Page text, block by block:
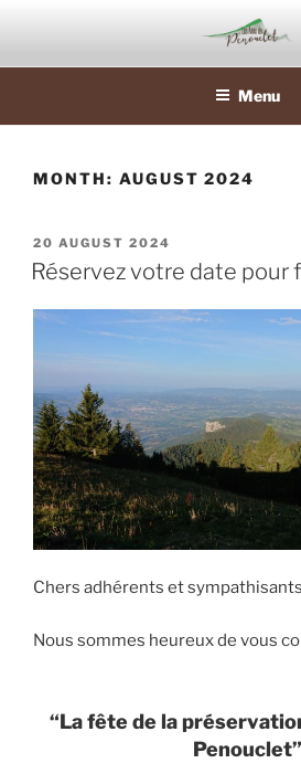
content
Menu
MONTH: AUGUST 2024
POSTED
ON
20 AUGUST 2024
Réservez votre date pour
Chers adhérents et
Nous sommes heureux de vous
“La fête de la
Penouclet”